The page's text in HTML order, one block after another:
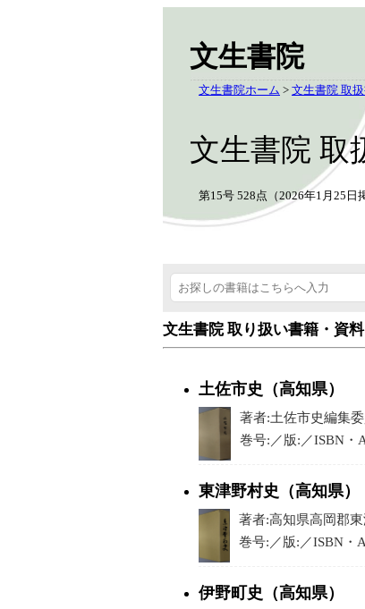
文生書院
文生書院 取
文生書院ホーム > 文生書院 取
第15号 528点（2026年1月25日
文生書院 取り扱い書籍・資料
土佐市史（高知県）
著者:土佐市史編集
巻号:／版:／ISBN・
東津野村史（高知県）
著者:高知県高岡郡
巻号:／版:／ISBN・
伊野町史（高知県）